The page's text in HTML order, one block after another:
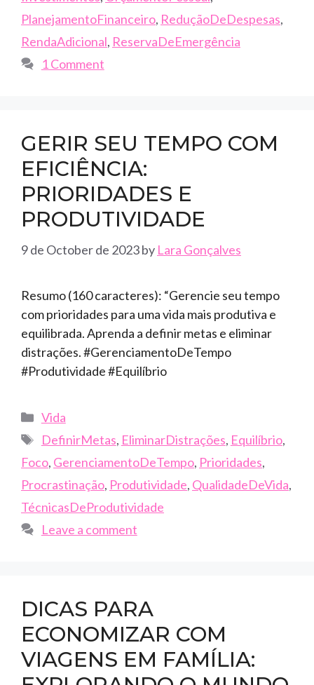
PlanejamentoFinanceiro, ReduçãoDeDespesas,
RendaAdicional, ReservaDeEmergência
1 Comment
GERIR SEU TEMPO COM
EFICIÊNCIA:
PRIORIDADES E
PRODUTIVIDADE
9 de October de 2023by Lara Gonçalves
Resumo (160 caracteres): “Gerencie seu tempo
com prioridades para uma vida mais produtiva e
equilibrada. Aprenda a definir metas e eliminar
distrações. #GerenciamentoDeTempo
#Produtividade #Equilíbrio
Categories
Vida
Tags
DefinirMetas, EliminarDistrações, Equilíbrio,
Foco, GerenciamentoDeTempo, Prioridades,
Procrastinação, Produtividade, QualidadeDeVida,
TécnicasDeProdutividade
Leave a comment
DICAS PARA
ECONOMIZAR COM
VIAGENS EM FAMÍLIA: